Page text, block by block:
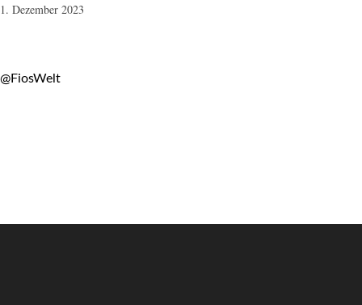
1. Dezember 2023
@FiosWelt